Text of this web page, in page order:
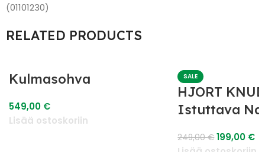
(01101230)
RELATED PRODUCTS
Kulmasohva
549,00 €
Lisää ostoskoriin
SALE
HJORT
Istuttava
249,00€ 199,00 €